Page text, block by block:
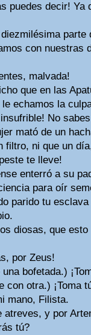
puedes decir! Ya
parte
con nuestras
malvada!
que en las
echamos la
No
mató de un
filtro, ni que un
te lleve!
enterró a su
para oír
parido tu
diosas, que
por Zeus!
bofetada.)
con otra.) ¡Toma
mano, Filista.
atreves, y por
tú?